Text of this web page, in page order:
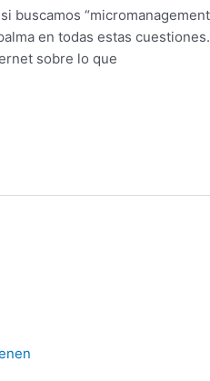
en todas estas
sobre lo que